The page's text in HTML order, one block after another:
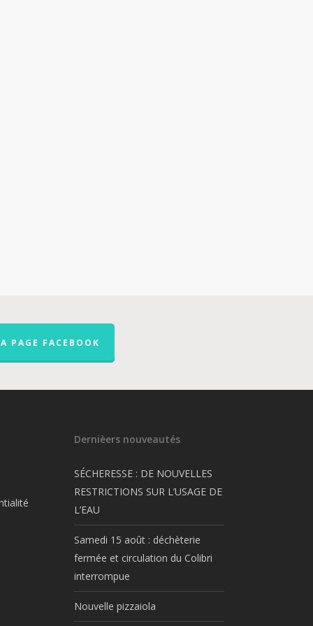
PAGE FACEBOOK
Dernièers nouveautés
SÉCHERESSE : DE NOUVELLES
RESTRICTIONS SUR L’USAGE DE
L’EAU
Samedi 15 août : déchèterie
fermée et circulation du Colibri
interrompue
Nouvelle pizzaiola